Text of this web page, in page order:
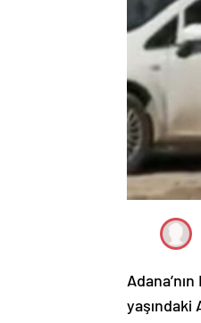
yaşındaki